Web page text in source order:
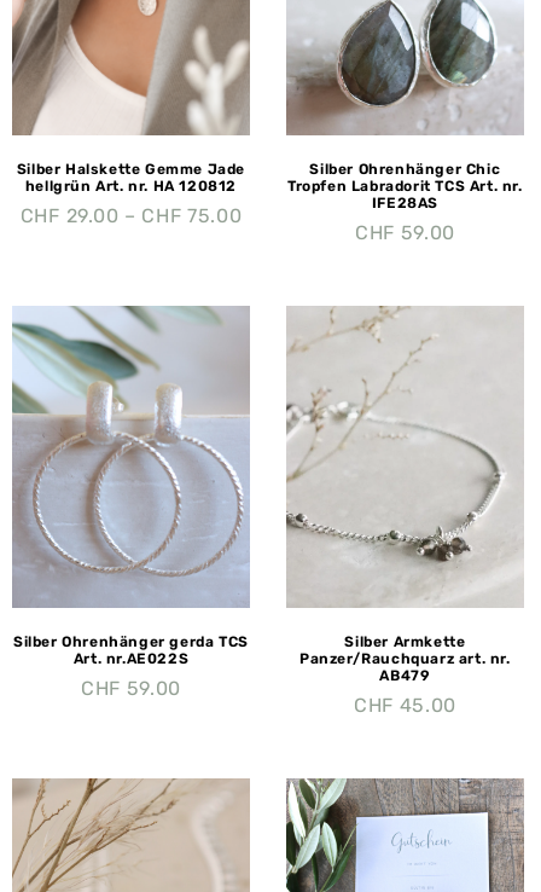
Silber Halskette Gemme Jade
hellgrün Art. nr. HA 120812
CHF 29.00 – CHF 75.00
Silber Ohrenhänger Chic
Tropfen Labradorit TCS Art. nr.
IFE28AS
CHF 59.00
Silber Ohrenhänger gerda TCS
Art. nr.AE022S
CHF 59.00
Silber Armkette
Panzer/Rauchquarz art. nr.
AB479
CHF 45.00